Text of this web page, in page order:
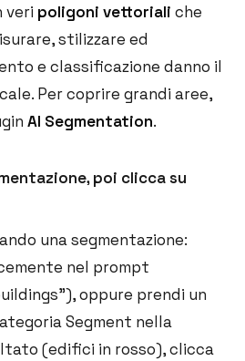
veri poligoni vettoriali che
stilizzare ed
e classificazione danno il
Per coprire grandi aree,
AI Segmentation.
poi clicca su
una segmentazione:
nel prompt
oppure prendi un
Segment nella
(edifici in rosso), clicca